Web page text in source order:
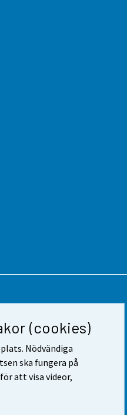
(cookies)
Nödvändiga
ska fungera på
att visa videor,